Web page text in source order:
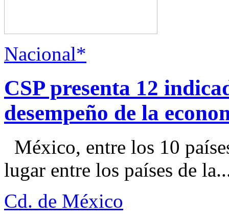
Nacional*
CSP presenta 12
desempeño de la
México, entre los 10
lugar entre los países de
Cd. de México